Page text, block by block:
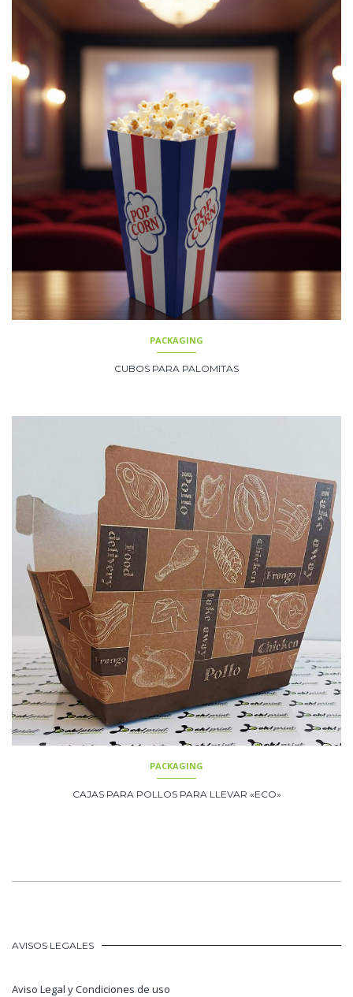
PACKAGING
CUBOS PARA PALOMITAS
PACKAGING
CAJAS PARA POLLOS PARA LLEVAR «ECO»
AVISOS LEGALES
Aviso Legal y Condiciones de uso